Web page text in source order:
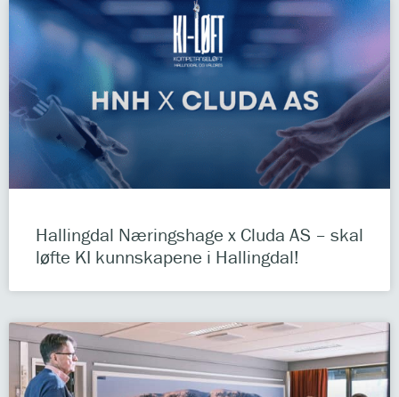
Hallingdal Næringshage x Cluda AS – skal
løfte KI kunnskapene i Hallingdal!